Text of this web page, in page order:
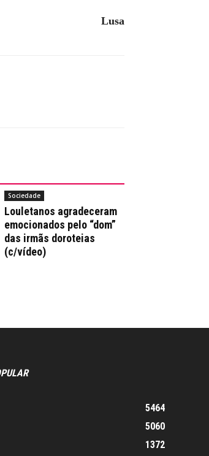
Lusa
Sociedade
Louletanos agradeceram
emocionados pelo “dom”
das irmãs doroteias
(c/vídeo)
5464
5060
1372